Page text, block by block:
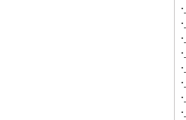
·
·
·
·
·
·
·
·